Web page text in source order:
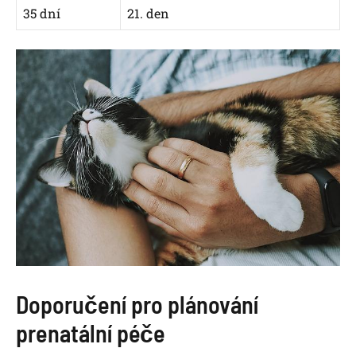
35 dní 21. den
Doporučení pro plánování
prenatální péče